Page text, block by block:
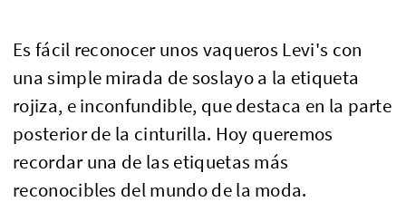
Es fácil reconocer unos vaqueros Levi's con
una simple mirada de soslayo a la etiqueta
rojiza, e inconfundible, que destaca en la parte
posterior de la cinturilla. Hoy queremos
recordar una de las etiquetas más
reconocibles del mundo de la moda.